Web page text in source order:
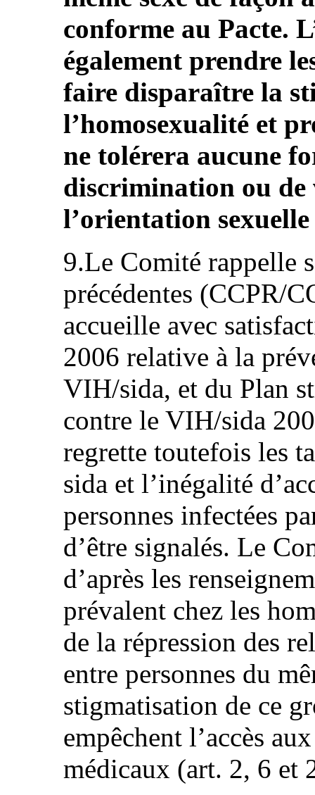
conforme au Pacte.
également prendre
faire disparaître la
l’homosexualité et
ne tolérera aucune
discrimination ou de
l’orientation
9.Le Comité rappelle
précédentes (CCPR/
accueille avec
2006 relative à la
VIH/sida, et du Plan
contre le VIH/sida
regrette toutefois les
sida et l’inégalité
personnes infectées
d’être signalés. Le
d’après les
prévalent chez les
de la répression des
entre personnes du
stigmatisation de ce
empêchent l’accès
médicaux (art. 2, 6 et